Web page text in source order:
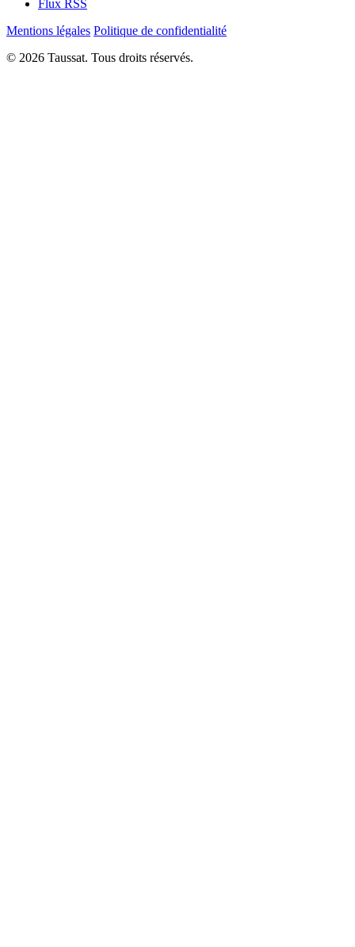
Flux RSS
Mentions légales Politique de confidentialité
© 2026 Taussat. Tous droits réservés.